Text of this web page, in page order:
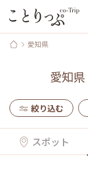
愛知県
愛知県
絞り込む
スポット